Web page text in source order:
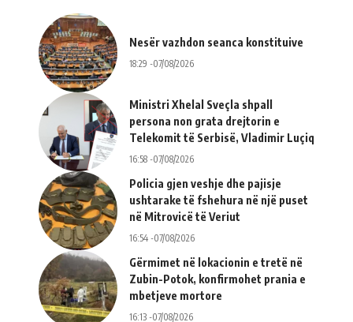
Nesër vazhdon seanca konstituive
18:29 -07/08/2026
Ministri Xhelal Sveçla shpall
persona non grata drejtorin e
Telekomit të Serbisë, Vladimir Luçiq
16:58 -07/08/2026
Policia gjen veshje dhe pajisje
ushtarake të fshehura në një puset
në Mitrovicë të Veriut
16:54 -07/08/2026
Gërmimet në lokacionin e tretë në
Zubin-Potok, konfirmohet prania e
mbetjeve mortore
16:13 -07/08/2026